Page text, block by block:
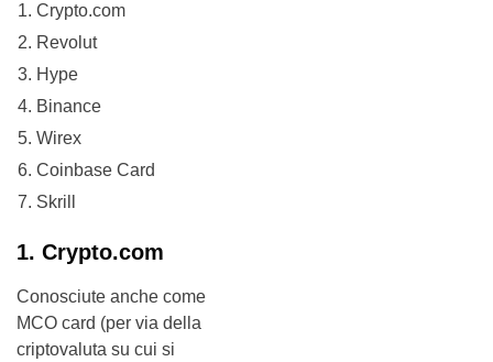
Crypto.com
Revolut
Hype
Binance
Wirex
Coinbase Card
Skrill
1. Crypto.com
Conosciute anche come
MCO card (per via della
criptovaluta su cui si